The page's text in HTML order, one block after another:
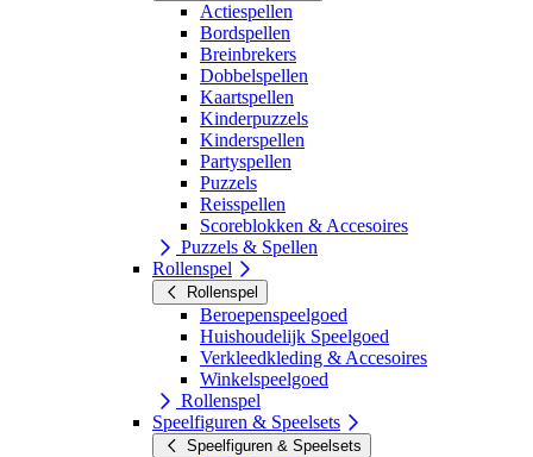
Actiespellen
Bordspellen
Breinbrekers
Dobbelspellen
Kaartspellen
Kinderpuzzels
Kinderspellen
Partyspellen
Puzzels
Reisspellen
Scoreblokken & Accesoires
Puzzels & Spellen
Rollenspel
Rollenspel
Beroepenspeelgoed
Huishoudelijk Speelgoed
Verkleedkleding & Accesoires
Winkelspeelgoed
Rollenspel
Speelfiguren & Speelsets
Speelfiguren & Speelsets